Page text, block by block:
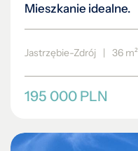
Mieszkanie idealne.
Jastrzębie-Zdrój | 36 m²
195 000 PLN